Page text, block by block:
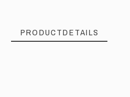
PRODUCTDETAILS